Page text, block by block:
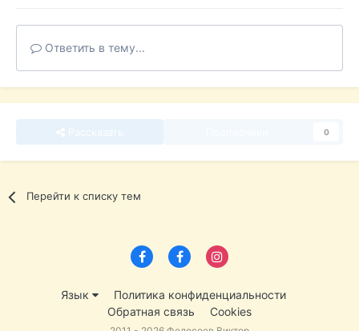
Ответить в тему...
0
Перейти к списку тем
Язык
Политика конфиденциальности
Обратная связь
Cookies